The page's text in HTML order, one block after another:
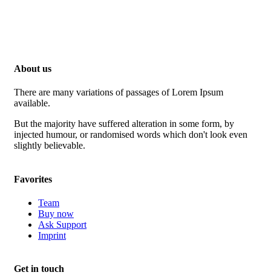
About us
There are many variations of passages of Lorem Ipsum
available.
But the majority have suffered alteration in some form, by
injected humour, or randomised words which don't look even
slightly believable.
Favorites
Team
Buy now
Ask Support
Imprint
Get in touch